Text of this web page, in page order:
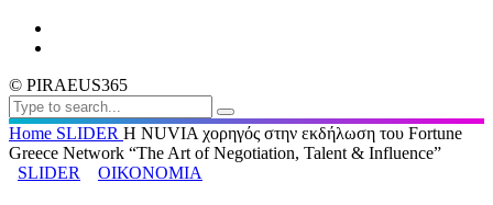
© PIRAEUS365
Home SLIDER Η NUVIA χορηγός στην εκδήλωση του Fortune
Greece Network “The Art of Negotiation, Talent & Influence”
SLIDER
ΟΙΚΟΝΟΜΙΑ